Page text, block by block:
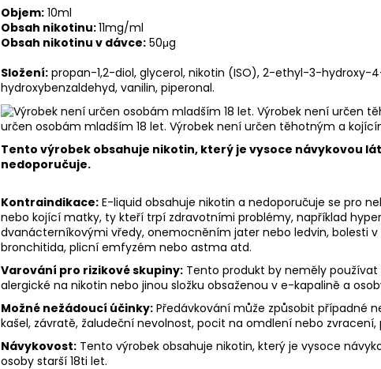
Objem: 10ml
Obsah nikotinu:11mg/ml
Obsah nikotinu v dávce: 50μg
Složení: propan-1,2-diol, glycerol, nikotin (ISO), 2-ethyl-3-
hydroxybenzaldehyd, vanilin, piperonal.
určen osobám mladším 18 let. Výrobek není určen těhotným a
Tento výrobek obsahuje nikotin, který je vysoce návykovou
nedoporučuje.
Kontraindikace: E-liquid obsahuje nikotin a nedoporučuje se pro
nebo kojící matky, ty kteří trpí zdravotními problémy, například
dvanácterníkovými vředy, onemocněním jater nebo ledvin, bolesti
bronchitida, plicní emfyzém nebo astma atd.
Varování pro rizikové skupiny: Tento produkt by neměly
alergické na nikotin nebo jinou složku obsaženou v e-kapalině a
Možné nežádoucí účinky: Předávkování může způsobit případné
kašel, závratě, žaludeční nevolnost, pocit na omdlení nebo zvracení,
Návykovost: Tento výrobek obsahuje nikotin, který je vysoce
osoby starší 18ti let.